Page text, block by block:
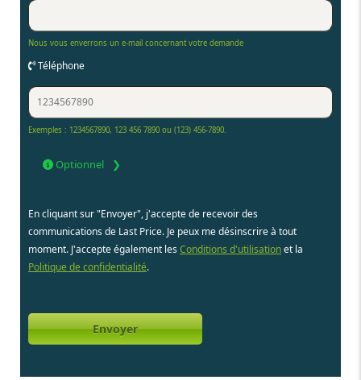
Nous vous enverrons un e-mail concernant votre demande
Téléphone
Exemples : 1234567890, 123 456 7890 ou (123) 456-7890.
Optionnel
En cliquant sur "Envoyer", j'accepte de recevoir des
communications de Last Price. Je peux me désinscrire à tout
moment. J'accepte également les Conditions d'utilisationet la
Politique de confidentialité.